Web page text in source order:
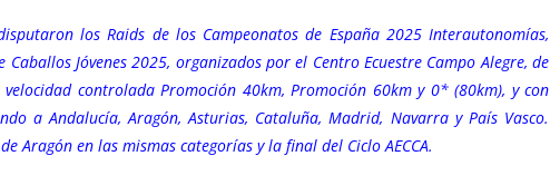
los Raids de los Campeonatos de España 2025 Interautonomías,
Jóvenes 2025, organizados por el Centro Ecuestre Campo Alegre, de
controlada Promoción 40km, Promoción 60km y 0* (80km), y con
a Andalucía, Aragón, Asturias, Cataluña, Madrid, Navarra y País Vasco.
Aragón en las mismas categorías y la final del Ciclo AECCA.